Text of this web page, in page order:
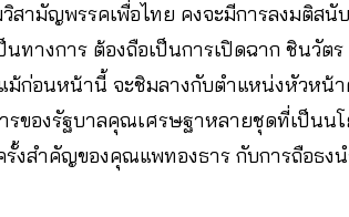
สามัญพรรคเพื่อไทย คงจะมีการลงมติสนั
ทางการ ต้องถือเป็นการเปิดฉาก ชินวัต
ม้ก่อนหน้านี้ จะชิมลางกับตำแหน่งหัวหน้
ของรัฐบาลคุณเศรษฐาหลายชุดที่เป็นนโ
งสำคัญของคุณแพทองธาร กับการถือธง